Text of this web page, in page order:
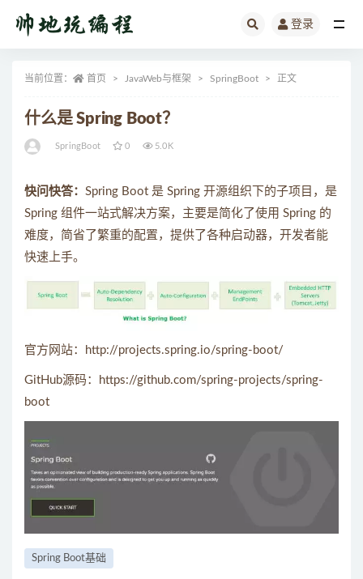
登录
当前位置： 首页 JavaWeb与框架 SpringBoot 正文
什么是 Spring Boot？
SpringBoot 0 5.0K
快问快答： Spring Boot 是 Spring 开源组织下的子项目，是
Spring 组件一站式解决方案，主要是简化了使用 Spring 的
难度，简省了繁重的配置，提供了各种启动器，开发者能
快速上手。
官方网站：http://projects.spring.io/spring-boot/
GitHub源码：https://github.com/spring-projects/spring-
boot
Spring Boot基础